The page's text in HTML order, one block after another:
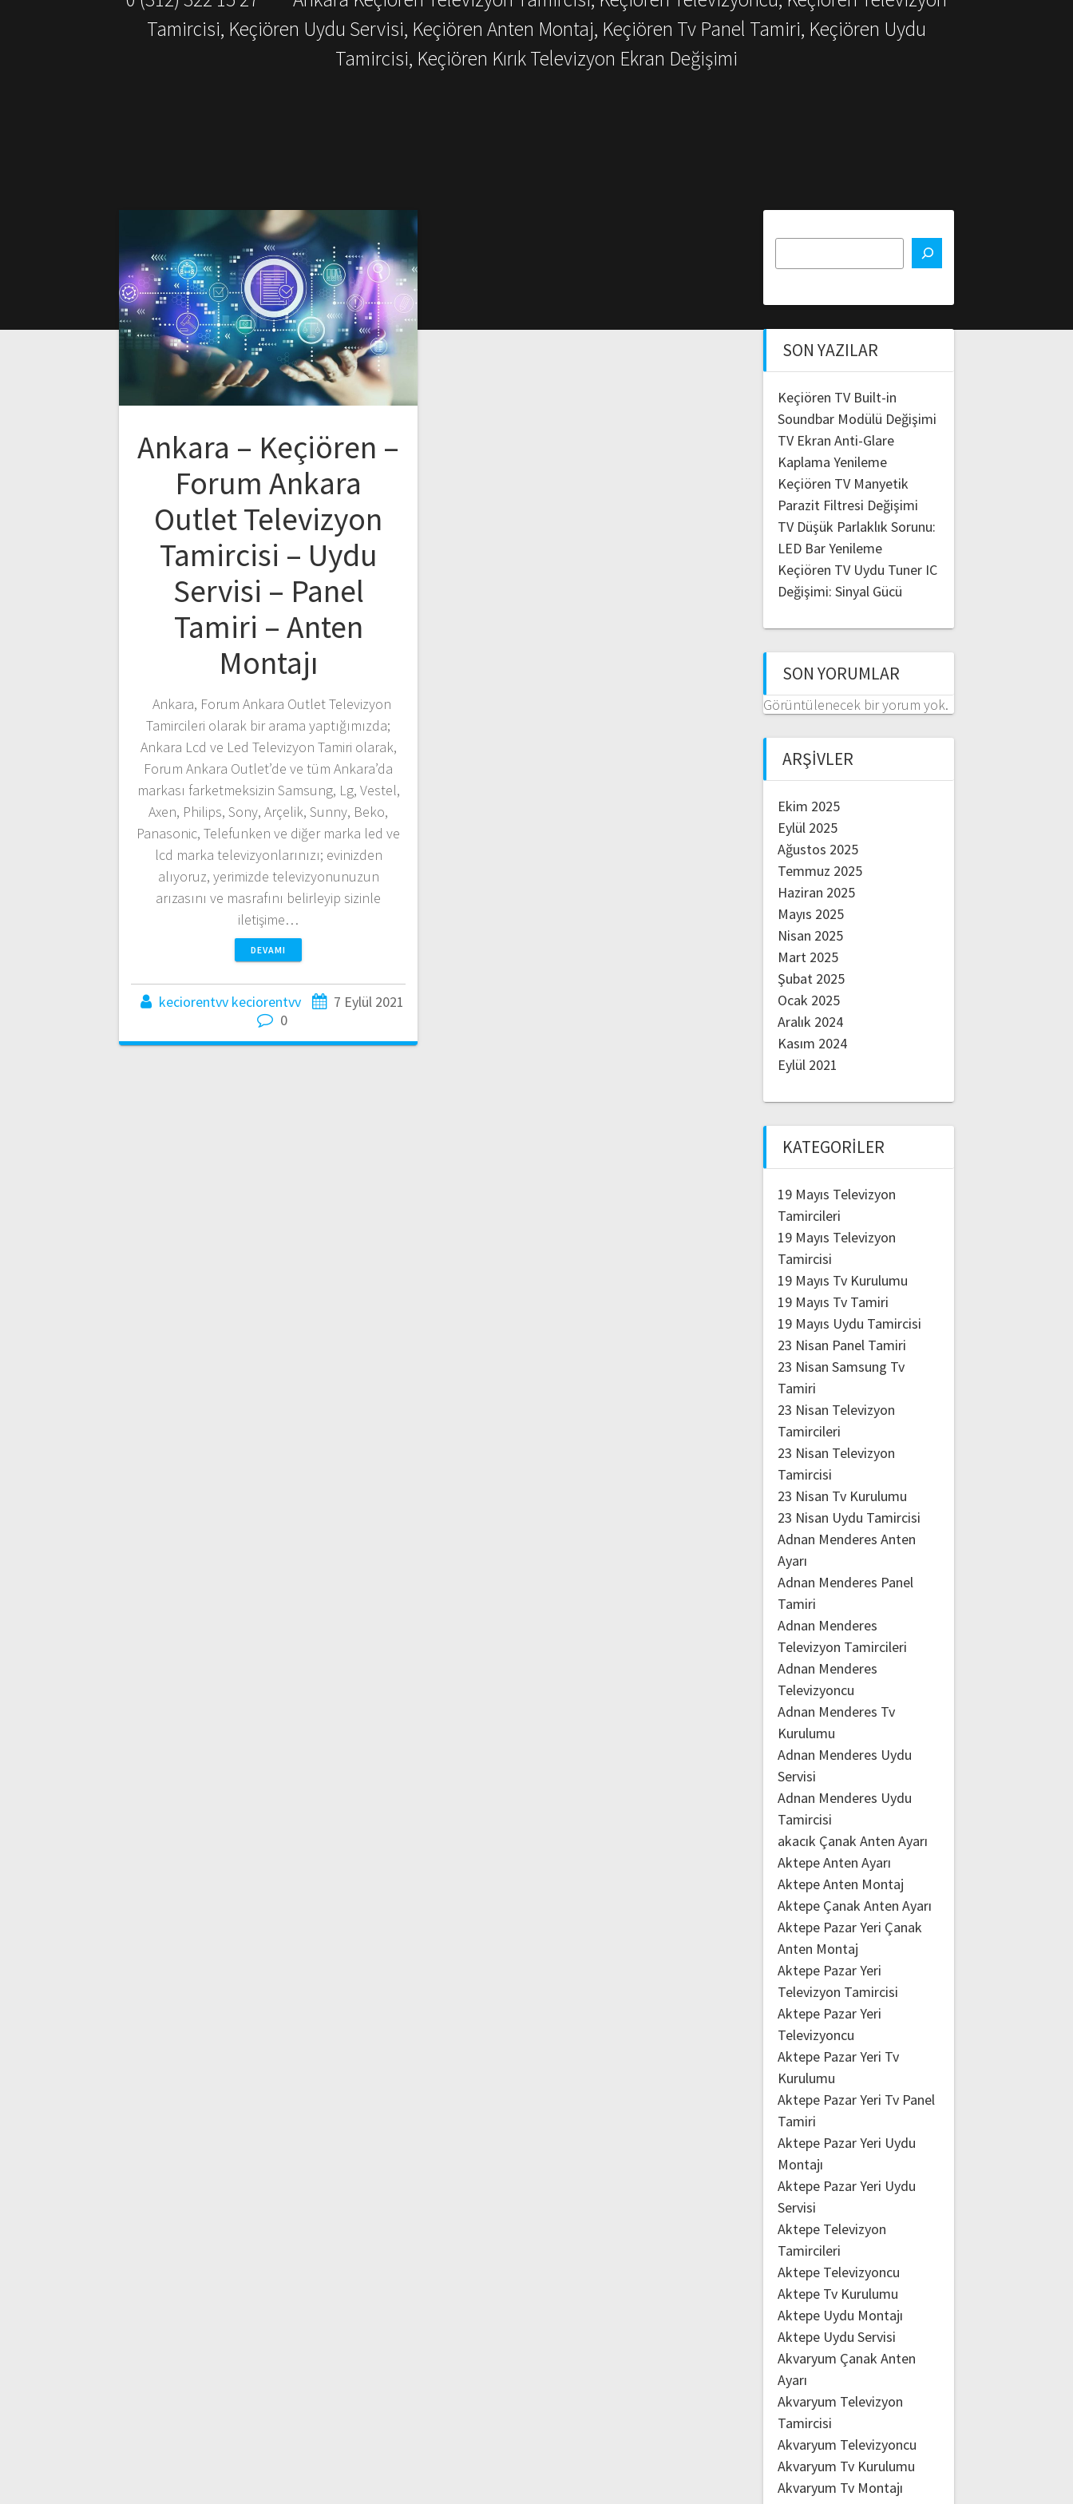
Tamircisi, Keçiören Uydu Servisi, Keçiören Anten Montaj, Keçiören Tv Panel Tamiri, Keçiören Uydu
Tamircisi, Keçiören Kırık Televizyon Ekran Değişimi
Ankara – Keçiören –
Forum Ankara
Outlet Televizyon
Tamircisi – Uydu
Servisi – Panel
Tamiri – Anten
Montajı
Ankara, Forum Ankara Outlet Televizyon
Tamircileri olarak bir arama yaptığımızda;
Ankara Lcd ve Led Televizyon Tamiri olarak,
Forum Ankara Outlet’de ve tüm Ankara’da
markası farketmeksizin Samsung, Lg, Vestel,
Axen, Philips, Sony, Arçelik, Sunny, Beko,
Panasonic, Telefunken ve diğer marka led ve
lcd marka televizyonlarınızı; evinizden
alıyoruz, yerimizde televizyonunuzun
arızasını ve masrafını belirleyip sizinle
iletişime…
DEVAMI
keciorentvv keciorentvv
7 Eylül 2021
0
SON YAZILAR
Keçiören TV Built-in
Soundbar Modülü Değişimi
TV Ekran Anti-Glare
Kaplama Yenileme
Keçiören TV Manyetik
Parazit Filtresi Değişimi
TV Düşük Parlaklık Sorunu:
LED Bar Yenileme
Keçiören TV Uydu Tuner IC
Değişimi: Sinyal Gücü
SON YORUMLAR
Görüntülenecek bir yorum yok.
ARŞIVLER
Ekim 2025
Eylül 2025
Ağustos 2025
Temmuz 2025
Haziran 2025
Mayıs 2025
Nisan 2025
Mart 2025
Şubat 2025
Ocak 2025
Aralık 2024
Kasım 2024
Eylül 2021
KATEGORILER
19 Mayıs Televizyon
Tamircileri
19 Mayıs Televizyon
Tamircisi
19 Mayıs Tv Kurulumu
19 Mayıs Tv Tamiri
19 Mayıs Uydu Tamircisi
23 Nisan Panel Tamiri
23 Nisan Samsung Tv
Tamiri
23 Nisan Televizyon
Tamircileri
23 Nisan Televizyon
Tamircisi
23 Nisan Tv Kurulumu
23 Nisan Uydu Tamircisi
Adnan Menderes Anten
Ayarı
Adnan Menderes Panel
Tamiri
Adnan Menderes
Televizyon Tamircileri
Adnan Menderes
Televizyoncu
Adnan Menderes Tv
Kurulumu
Adnan Menderes Uydu
Servisi
Adnan Menderes Uydu
Tamircisi
akacık Çanak Anten Ayarı
Aktepe Anten Ayarı
Aktepe Anten Montaj
Aktepe Çanak Anten Ayarı
Aktepe Pazar Yeri Çanak
Anten Montaj
Aktepe Pazar Yeri
Televizyon Tamircisi
Aktepe Pazar Yeri
Televizyoncu
Aktepe Pazar Yeri Tv
Kurulumu
Aktepe Pazar Yeri Tv Panel
Tamiri
Aktepe Pazar Yeri Uydu
Montajı
Aktepe Pazar Yeri Uydu
Servisi
Aktepe Televizyon
Tamircileri
Aktepe Televizyoncu
Aktepe Tv Kurulumu
Aktepe Uydu Montajı
Aktepe Uydu Servisi
Akvaryum Çanak Anten
Ayarı
Akvaryum Televizyon
Tamircisi
Akvaryum Televizyoncu
Akvaryum Tv Kurulumu
Akvaryum Tv Montajı